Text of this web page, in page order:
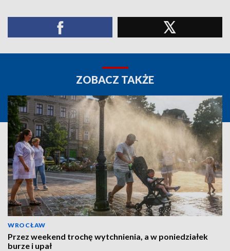
ZOBACZ TAKŻE
WROCŁAW
Przez weekend trochę wytchnienia, a w poniedziałek
burze i upał